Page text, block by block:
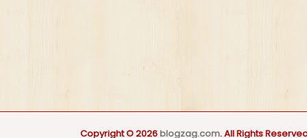
Copyright © 2026blogzag.com. All Rights